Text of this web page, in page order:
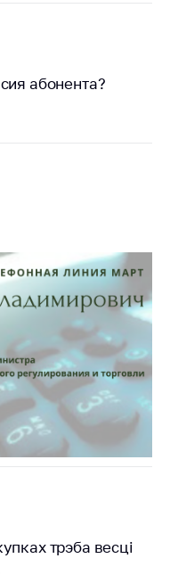
абонента?
трэба весцi